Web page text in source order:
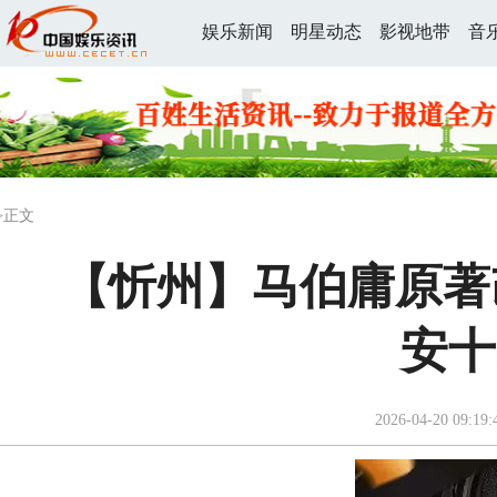
娱乐新闻 明星动态 影视地带 音
文
【忻州】马伯庸原
安
2026-04-20